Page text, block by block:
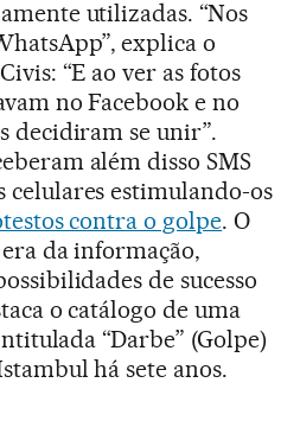
utilizadas. “Nos
explica o
“E ao ver as fotos
no Facebook e no
decidiram se unir”.
além disso SMS
celulares estimulando-os
contra o golpe. O
da informação,
de sucesso
o catálogo de uma
“Darbe” (Golpe)
há sete anos.